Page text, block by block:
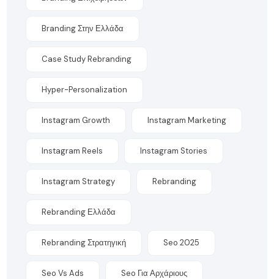
Branding Στην Ελλάδα
Case Study Rebranding
Hyper-Personalization
Instagram Growth Instagram Marketing
Instagram Reels Instagram Stories
Instagram Strategy Rebranding
Rebranding Ελλάδα
Rebranding Στρατηγική Seo 2025
Seo Vs Ads Seo Για Αρχάριους